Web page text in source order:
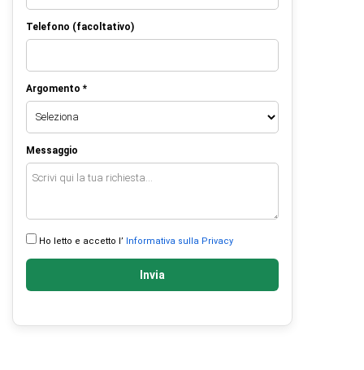
Telefono (facoltativo)
Argomento *
Messaggio
Ho letto e accetto l’ Informativa sulla Privacy
Invia